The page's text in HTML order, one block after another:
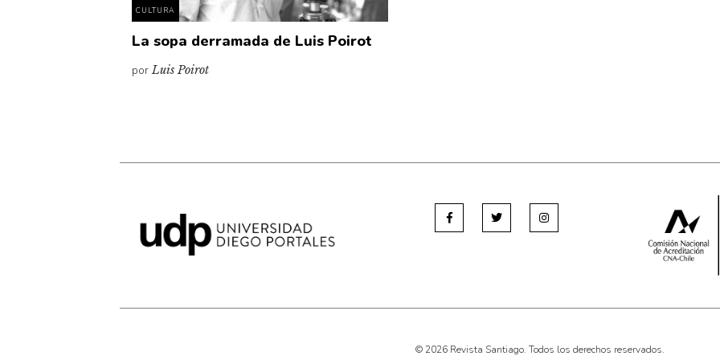
CULTURA
La sopa derramada de Luis Poirot
porLuis Poirot
© 2026 Revista Santiago. Todos los derechos reservados.